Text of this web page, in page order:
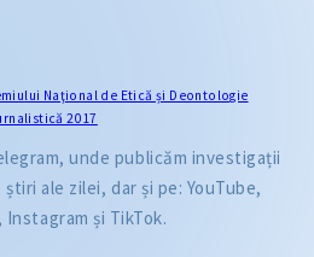
Naţional de Etică și Deontologie
2017
unde publicăm investigații
ale zilei, dar și pe: YouTube,
Instagram și TikTok.